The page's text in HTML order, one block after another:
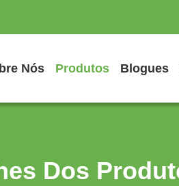
Nós Produtos Blogues
Dos